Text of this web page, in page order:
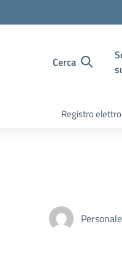
Cerca
Registro